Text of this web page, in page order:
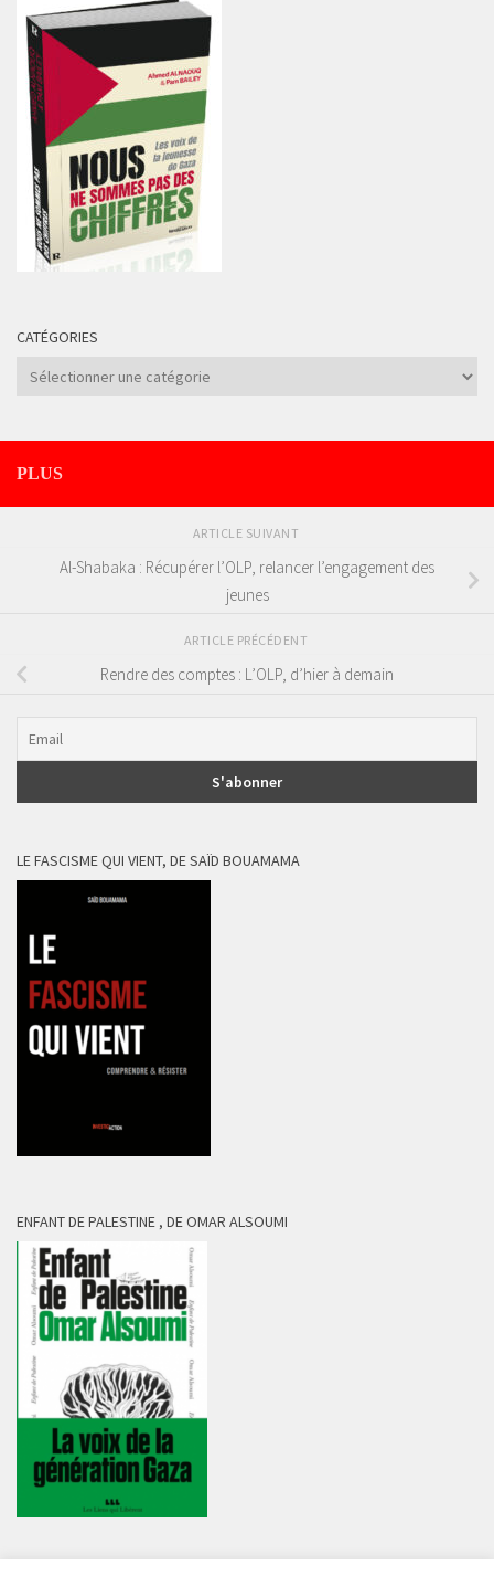
CATÉGORIES
Catégories
PLUS
ARTICLE SUIVANT
Al-Shabaka : Récupérer l’OLP, relancer l’engagement des
jeunes
ARTICLE PRÉCÉDENT
Rendre des comptes : L’OLP, d’hier à demain
LE FASCISME QUI VIENT, DE SAÏD BOUAMAMA
ENFANT DE PALESTINE , DE OMAR ALSOUMI